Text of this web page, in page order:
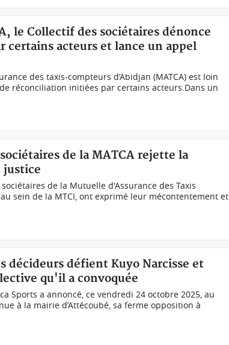
le Collectif des sociétaires dénonce
acteurs et lance un appel
des taxis-compteurs d’Abidjan (MATCA) est loin
réconciliation initiées par certains acteurs.Dans un
de la MATCA rejette la
justice
de la Mutuelle d'Assurance des Taxis
sein de la MTCI, ont exprimé leur mécontentement et
décideurs défient Kuyo Narcisse et
qu'il a convoquée
Sports a annoncé, ce vendredi 24 octobre 2025, au
à la mairie d’Attécoubé, sa ferme opposition à